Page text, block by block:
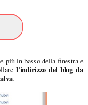
più in basso della finestra e
l'indirizzo del blog da
.